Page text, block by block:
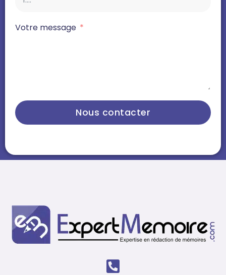
Votre message
Nous contacter